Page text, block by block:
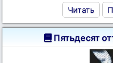
Читать
Пятьдесят